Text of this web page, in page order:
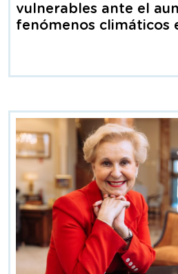
vulnerables ante el
fenómenos climáticos